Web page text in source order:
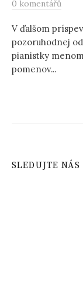
0 komentářů
V ďalšom
pozoruhodnej
pianistky
pomenov...
SLEDUJTE